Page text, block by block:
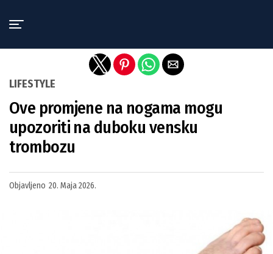
LIFESTYLE
Ove promjene na nogama mogu
upozoriti na duboku vensku
trombozu
Objavljeno 20. Maja 2026.